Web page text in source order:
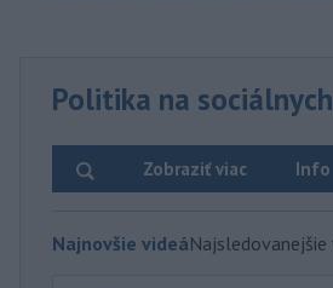
Politika na
Info
Zobraziť viac
Najnovšie videáNajsledovanejšie